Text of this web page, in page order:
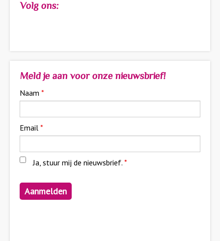
Volg ons:
Meld je aan voor onze nieuwsbrief!
Naam *
Email *
Ja, stuur mij de nieuwsbrief.*